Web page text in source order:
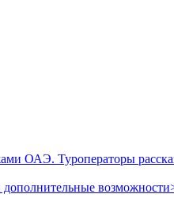
ОАЭ. Туроператоры